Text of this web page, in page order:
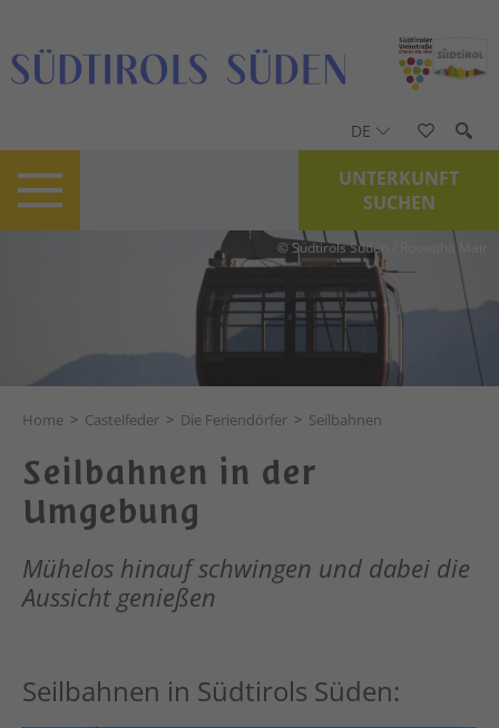
DE
UNTERKUNFT
SUCHEN
© Südtirols Süden / Roswitha Mair
Home > Castelfeder > Die Feriendörfer > Seilbahnen
Seilbahnen in der
Umgebung
Mühelos hinauf schwingen und dabei die
Aussicht genießen
Seilbahnen in Südtirols Süden: